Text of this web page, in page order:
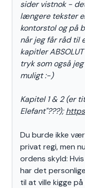
sider vistnok -
længere tekster
kontorstol og på
når jeg får råd til
kapitler
tryk som også
muligt :-)
Kapitel 1 & 2 (er
Elefant"???);
Du burde ikke
privat regi, men
ordens skyld:
har det
til at ville kigge